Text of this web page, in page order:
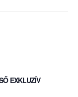
EXKLUZÍV